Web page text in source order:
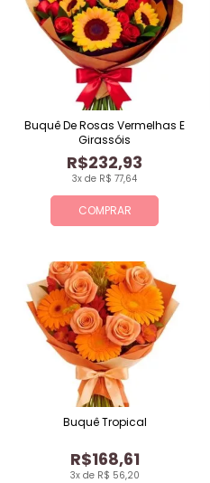
COMPRAR
3x de R$ 77,64
R$232,93
Buquê De Rosas Vermelhas E
Girassóis
3x de R$ 56,20
R$168,61
Buquê Tropical